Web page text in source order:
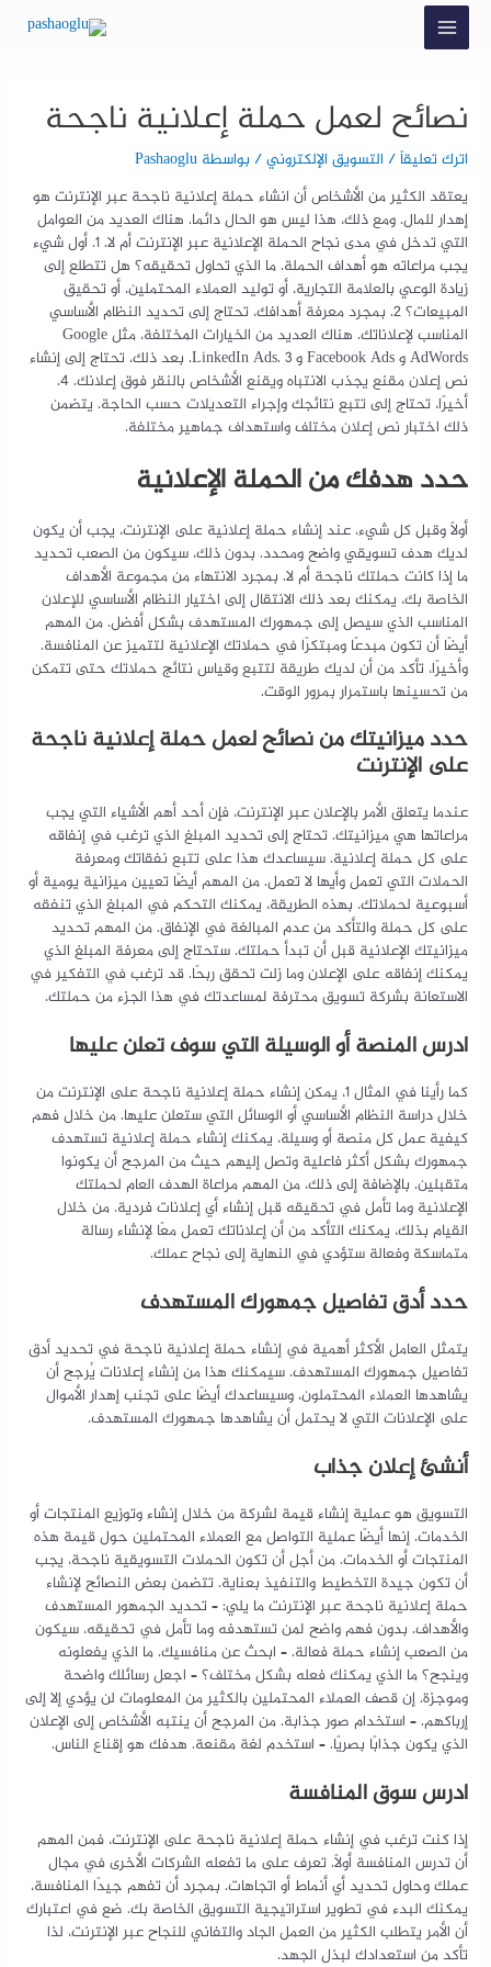
نصائح لعمل حملة إعلانية ناجحة
اترك تعليقاً/ التسويق الإلكتروني/ بواسطة Pashaoglu
يعتقد الكثير من الأشخاص أن انشاء حملة إعلانية ناجحة عبر الإنترنت هو
إهدار للمال. ومع ذلك، هذا ليس هو الحال دائما. هناك العديد من العوامل
التي تدخل في مدى نجاح الحملة الإعلانية عبر الإنترنت أم لا. 1. أول شيء
يجب مراعاته هو أهداف الحملة. ما الذي تحاول تحقيقه؟ هل تتطلع إلى
زيادة الوعي بالعلامة التجارية، أو توليد العملاء المحتملين، أو تحقيق
المبيعات؟ 2. بمجرد معرفة أهدافك، تحتاج إلى تحديد النظام الأساسي
المناسب لإعلاناتك. هناك العديد من الخيارات المختلفة، مثل Google
AdWords و Facebook Ads و LinkedIn Ads. 3. بعد ذلك، تحتاج إلى إنشاء
نص إعلان مقنع يجذب الانتباه ويقنع الأشخاص بالنقر فوق إعلانك. 4.
أخيرًا، تحتاج إلى تتبع نتائجك وإجراء التعديلات حسب الحاجة. يتضمن
ذلك اختبار نص إعلان مختلف واستهداف جماهير مختلفة.
حدد هدفك من الحملة الإعلانية
أولاً وقبل كل شيء، عند إنشاء حملة إعلانية على الإنترنت، يجب أن يكون
لديك هدف تسويقي واضح ومحدد. بدون ذلك، سيكون من الصعب تحديد
ما إذا كانت حملتك ناجحة أم لا. بمجرد الانتهاء من مجموعة الأهداف
الخاصة بك، يمكنك بعد ذلك الانتقال إلى اختيار النظام الأساسي للإعلان
المناسب الذي سيصل إلى جمهورك المستهدف بشكل أفضل. من المهم
أيضًا أن تكون مبدعًا ومبتكرًا في حملاتك الإعلانية لتتميز عن المنافسة.
وأخيرًا، تأكد من أن لديك طريقة لتتبع وقياس نتائج حملاتك حتى تتمكن
من تحسينها باستمرار بمرور الوقت.
حدد ميزانيتك من نصائح لعمل حملة إعلانية ناجحة
على الإنترنت
عندما يتعلق الأمر بالإعلان عبر الإنترنت، فإن أحد أهم الأشياء التي يجب
مراعاتها هي ميزانيتك. تحتاج إلى تحديد المبلغ الذي ترغب في إنفاقه
على كل حملة إعلانية. سيساعدك هذا على تتبع نفقاتك ومعرفة
الحملات التي تعمل وأيها لا تعمل. من المهم أيضًا تعيين ميزانية يومية أو
أسبوعية لحملاتك. بهذه الطريقة، يمكنك التحكم في المبلغ الذي تنفقه
على كل حملة والتأكد من عدم المبالغة في الإنفاق. من المهم تحديد
ميزانيتك الإعلانية قبل أن تبدأ حملتك. ستحتاج إلى معرفة المبلغ الذي
يمكنك إنفاقه على الإعلان وما زلت تحقق ربحًا. قد ترغب في التفكير في
الاستعانة بشركة تسويق محترفة لمساعدتك في هذا الجزء من حملتك.
ادرس المنصة أو الوسيلة التي سوف تعلن عليها
كما رأينا في المثال 1، يمكن إنشاء حملة إعلانية ناجحة على الإنترنت من
خلال دراسة النظام الأساسي أو الوسائل التي ستعلن عليها. من خلال فهم
كيفية عمل كل منصة أو وسيلة، يمكنك إنشاء حملة إعلانية تستهدف
جمهورك بشكل أكثر فاعلية وتصل إليهم حيث من المرجح أن يكونوا
متقبلين. بالإضافة إلى ذلك، من المهم مراعاة الهدف العام لحملتك
الإعلانية وما تأمل في تحقيقه قبل إنشاء أي إعلانات فردية. من خلال
القيام بذلك، يمكنك التأكد من أن إعلاناتك تعمل معًا لإنشاء رسالة
متماسكة وفعالة ستؤدي في النهاية إلى نجاح عملك.
حدد أدق تفاصيل جمهورك المستهدف
يتمثل العامل الأكثر أهمية في إنشاء حملة إعلانية ناجحة في تحديد أدق
تفاصيل جمهورك المستهدف. سيمكنك هذا من إنشاء إعلانات يُرجح أن
يشاهدها العملاء المحتملون، وسيساعدك أيضًا على تجنب إهدار الأموال
على الإعلانات التي لا يحتمل أن يشاهدها جمهورك المستهدف.
أنشئ إعلان جذاب
التسويق هو عملية إنشاء قيمة لشركة من خلال إنشاء وتوزيع المنتجات أو
الخدمات. إنها أيضًا عملية التواصل مع العملاء المحتملين حول قيمة هذه
المنتجات أو الخدمات. من أجل أن تكون الحملات التسويقية ناجحة، يجب
أن تكون جيدة التخطيط والتنفيذ بعناية. تتضمن بعض النصائح لإنشاء
حملة إعلانية ناجحة عبر الإنترنت ما يلي: – تحديد الجمهور المستهدف
والأهداف. بدون فهم واضح لمن تستهدفه وما تأمل في تحقيقه، سيكون
من الصعب إنشاء حملة فعالة. – ابحث عن منافسيك. ما الذي يفعلونه
وينجح؟ ما الذي يمكنك فعله بشكل مختلف؟ – اجعل رسائلك واضحة
وموجزة. إن قصف العملاء المحتملين بالكثير من المعلومات لن يؤدي إلا إلى
إرباكهم. – استخدام صور جذابة. من المرجح أن ينتبه الأشخاص إلى الإعلان
الذي يكون جذابًا بصريًا. – استخدم لغة مقنعة. هدفك هو إقناع الناس.
ادرس سوق المنافسة
إذا كنت ترغب في إنشاء حملة إعلانية ناجحة على الإنترنت، فمن المهم
أن تدرس المنافسة أولاً. تعرف على ما تفعله الشركات الأخرى في مجال
عملك وحاول تحديد أي أنماط أو اتجاهات. بمجرد أن تفهم جيدًا المنافسة،
يمكنك البدء في تطوير استراتيجية التسويق الخاصة بك. ضع في اعتبارك
أن الأمر يتطلب الكثير من العمل الجاد والتفاني للنجاح عبر الإنترنت، لذا
تأكد من استعدادك لبذل الجهد.